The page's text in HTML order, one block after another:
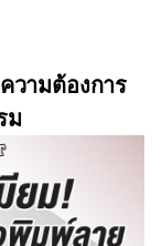
วามต้องการ
ม